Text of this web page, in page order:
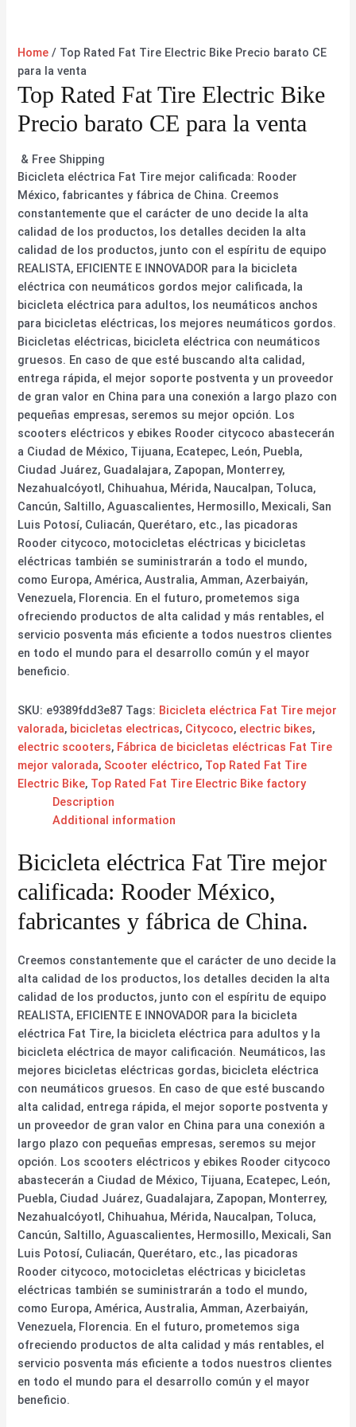
Home / Top Rated Fat Tire Electric Bike Precio barato CE
para la venta
Top Rated Fat Tire Electric Bike
Precio barato CE para la venta
& Free Shipping
Bicicleta eléctrica Fat Tire mejor calificada: Rooder
México, fabricantes y fábrica de China. Creemos
constantemente que el carácter de uno decide la alta
calidad de los productos, los detalles deciden la alta
calidad de los productos, junto con el espíritu de equipo
REALISTA, EFICIENTE E INNOVADOR para la bicicleta
eléctrica con neumáticos gordos mejor calificada, la
bicicleta eléctrica para adultos, los neumáticos anchos
para bicicletas eléctricas, los mejores neumáticos gordos.
Bicicletas eléctricas, bicicleta eléctrica con neumáticos
gruesos. En caso de que esté buscando alta calidad,
entrega rápida, el mejor soporte postventa y un proveedor
de gran valor en China para una conexión a largo plazo con
pequeñas empresas, seremos su mejor opción. Los
scooters eléctricos y ebikes Rooder citycoco abastecerán
a Ciudad de México, Tijuana, Ecatepec, León, Puebla,
Ciudad Juárez, Guadalajara, Zapopan, Monterrey,
Nezahualcóyotl, Chihuahua, Mérida, Naucalpan, Toluca,
Cancún, Saltillo, Aguascalientes, Hermosillo, Mexicali, San
Luis Potosí, Culiacán, Querétaro, etc., las picadoras
Rooder citycoco, motocicletas eléctricas y bicicletas
eléctricas también se suministrarán a todo el mundo,
como Europa, América, Australia, Amman, Azerbaiyán,
Venezuela, Florencia. En el futuro, prometemos siga
ofreciendo productos de alta calidad y más rentables, el
servicio posventa más eficiente a todos nuestros clientes
en todo el mundo para el desarrollo común y el mayor
beneficio.
SKU: e9389fdd3e87 Tags: Bicicleta eléctrica Fat Tire mejor
valorada, bicicletas electricas, Citycoco, electric bikes,
electric scooters, Fábrica de bicicletas eléctricas Fat Tire
mejor valorada, Scooter eléctrico, Top Rated Fat Tire
Electric Bike, Top Rated Fat Tire Electric Bike factory
Description
Additional information
Bicicleta eléctrica Fat Tire mejor
calificada: Rooder México,
fabricantes y fábrica de China.
Creemos constantemente que el carácter de uno decide la
alta calidad de los productos, los detalles deciden la alta
calidad de los productos, junto con el espíritu de equipo
REALISTA, EFICIENTE E INNOVADOR para la bicicleta
eléctrica Fat Tire, la bicicleta eléctrica para adultos y la
bicicleta eléctrica de mayor calificación. Neumáticos, las
mejores bicicletas eléctricas gordas, bicicleta eléctrica
con neumáticos gruesos. En caso de que esté buscando
alta calidad, entrega rápida, el mejor soporte postventa y
un proveedor de gran valor en China para una conexión a
largo plazo con pequeñas empresas, seremos su mejor
opción. Los scooters eléctricos y ebikes Rooder citycoco
abastecerán a Ciudad de México, Tijuana, Ecatepec, León,
Puebla, Ciudad Juárez, Guadalajara, Zapopan, Monterrey,
Nezahualcóyotl, Chihuahua, Mérida, Naucalpan, Toluca,
Cancún, Saltillo, Aguascalientes, Hermosillo, Mexicali, San
Luis Potosí, Culiacán, Querétaro, etc., las picadoras
Rooder citycoco, motocicletas eléctricas y bicicletas
eléctricas también se suministrarán a todo el mundo,
como Europa, América, Australia, Amman, Azerbaiyán,
Venezuela, Florencia. En el futuro, prometemos siga
ofreciendo productos de alta calidad y más rentables, el
servicio posventa más eficiente a todos nuestros clientes
en todo el mundo para el desarrollo común y el mayor
beneficio.